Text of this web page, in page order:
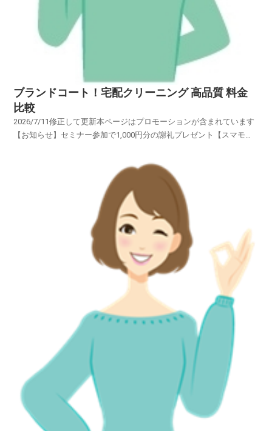
ブランドコート！宅配クリーニング 高品質 料金
比較
2026/7/11修正して更新本ページはプロモーションが含まれています
【お知らせ】セミナー参加で1,000円分の謝礼プレゼント【スマモ
ツ・スカート・ブラウス・ワンピース・カーディガン・礼
服」・・・・・オーダーメイドの高級衣類・・・・ブラン...